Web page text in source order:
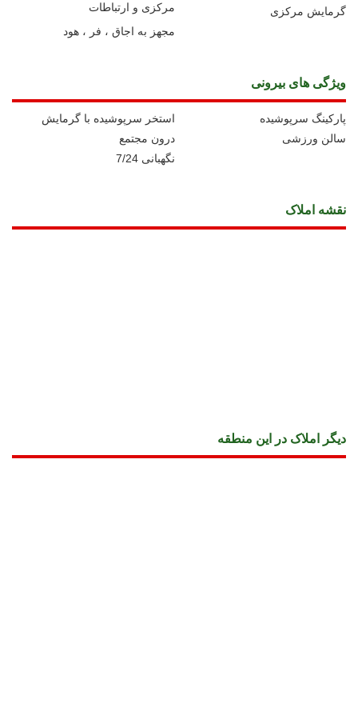
مرکزی و ارتباطات
گرمایش مرکزی
مجهز به اجاق ، فر ، هود
ویژگی های بیرونی
استخر سرپوشیده با گرمایش
پارکینگ سرپوشیده
درون مجتمع
سالن ورزشی
نگهبانی 7/24
نقشه املاک
دیگر املاک در این منطقه